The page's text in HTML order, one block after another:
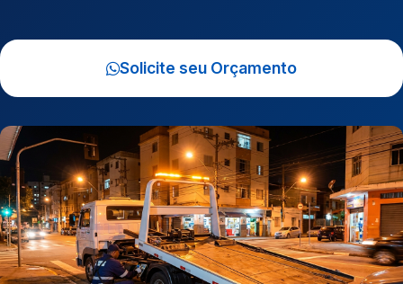
Solicite seu Orçamento